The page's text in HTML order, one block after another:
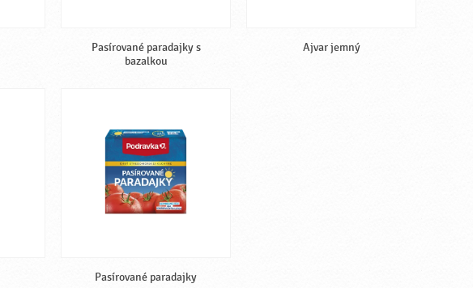
Pasírované paradajky s
bazalkou
Ajvar jemný
Pasírované paradajky